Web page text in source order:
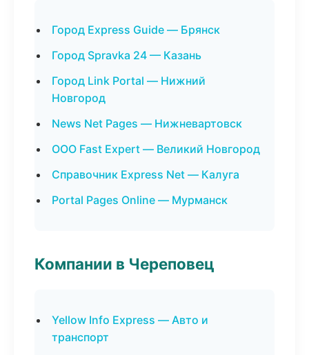
Город Express Guide — Брянск
Город Spravka 24 — Казань
Город Link Portal — Нижний
Новгород
News Net Pages — Нижневартовск
ООО Fast Expert — Великий Новгород
Справочник Express Net — Калуга
Portal Pages Online — Мурманск
Компании в Череповец
Yellow Info Express — Авто и
транспорт